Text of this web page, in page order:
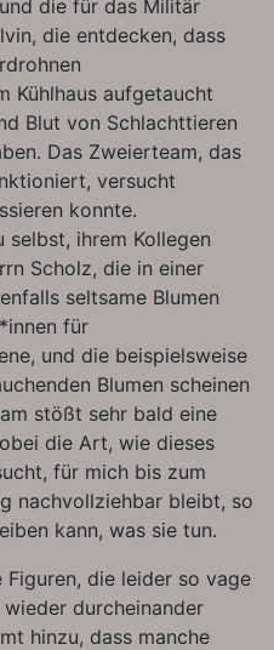
die für das Militär
die entdecken, dass
Kühlhaus aufgetaucht
Blut von Schlachttieren
Das Zweierteam, das
versucht
konnte.
ihrem Kollegen
Scholz, die in einer
seltsame Blumen
für
und die beispielsweise
Blumen scheinen
stößt sehr bald eine
die Art, wie dieses
für mich bis zum
nachvollziehbar bleibt, so
kann, was sie tun.
die leider so vage
durcheinander
hinzu, dass manche